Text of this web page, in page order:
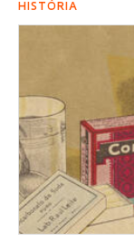
HISTÓRIA